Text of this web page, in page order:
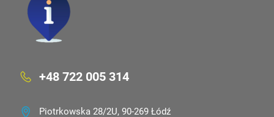
+48 722 005 314
Piotrkowska 28/2U, 90-269 Łódź